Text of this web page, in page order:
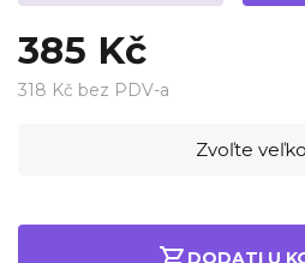
385 Kč
318 Kč bez PDV-a
Zvoľte
DODATI U